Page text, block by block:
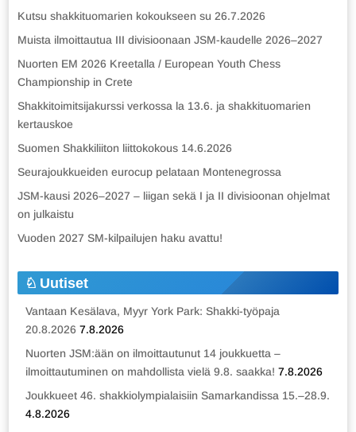
Kutsu shakkituomarien kokoukseen su 26.7.2026
Muista ilmoittautua III divisioonaan JSM-kaudelle 2026–2027
Nuorten EM 2026 Kreetalla / European Youth Chess
Championship in Crete
Shakkitoimitsijakurssi verkossa la 13.6. ja shakkituomarien
kertauskoe
Suomen Shakkiliiton liittokokous 14.6.2026
Seurajoukkueiden eurocup pelataan Montenegrossa
JSM-kausi 2026–2027 – liigan sekä I ja II divisioonan ohjelmat
on julkaistu
Vuoden 2027 SM-kilpailujen haku avattu!
Uutiset
Vantaan Kesälava, Myyr York Park: Shakki-työpaja
20.8.2026 7.8.2026
Nuorten JSM:ään on ilmoittautunut 14 joukkuetta –
ilmoittautuminen on mahdollista vielä 9.8. saakka! 7.8.2026
Joukkueet 46. shakkiolympialaisiin Samarkandissa 15.–28.9.
4.8.2026